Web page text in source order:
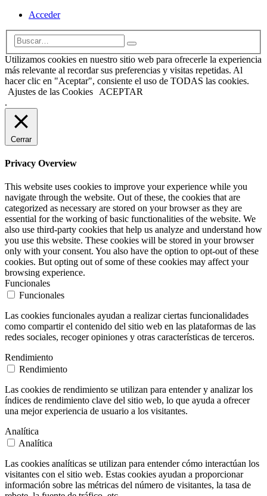
Acceder
Utilizamos cookies en nuestro sitio web para ofrecerle la experiencia
más relevante al recordar sus preferencias y visitas repetidas. Al
hacer clic en "Aceptar", consiente el uso de TODAS las cookies.
Ajustes de las Cookies
ACEPTAR
.
Cerrar
Privacy Overview
This website uses cookies to improve your experience while you
navigate through the website. Out of these, the cookies that are
categorized as necessary are stored on your browser as they are
essential for the working of basic functionalities of the website. We
also use third-party cookies that help us analyze and understand how
you use this website. These cookies will be stored in your browser
only with your consent. You also have the option to opt-out of these
cookies. But opting out of some of these cookies may affect your
browsing experience.
Funcionales
Funcionales
Las cookies funcionales ayudan a realizar ciertas funcionalidades
como compartir el contenido del sitio web en las plataformas de las
redes sociales, recoger opiniones y otras características de terceros.
Rendimiento
Rendimiento
Las cookies de rendimiento se utilizan para entender y analizar los
índices de rendimiento clave del sitio web, lo que ayuda a ofrecer
una mejor experiencia de usuario a los visitantes.
Analítica
Analítica
Las cookies analíticas se utilizan para entender cómo interactúan los
visitantes con el sitio web. Estas cookies ayudan a proporcionar
información sobre las métricas del número de visitantes, la tasa de